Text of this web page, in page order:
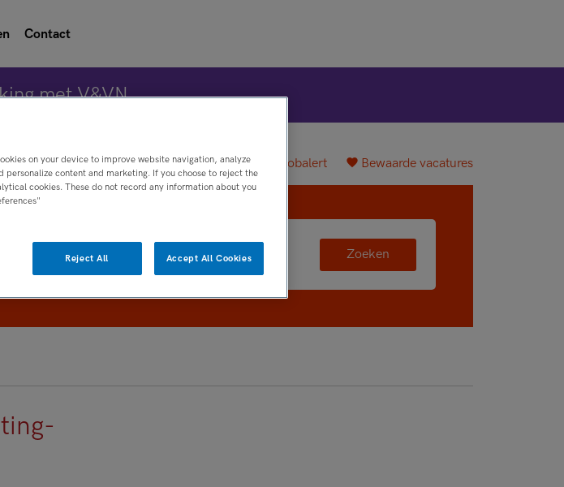
Contact
met V&VN
Vacature plaatsen Jobalert Bewaarde vacatures
STRAAL
Zoeken
on your device to improve website navigation, analyze
content and marketing. If you choose to reject the
cookies. These do not record any information about you
Reject All Accept All Cookies